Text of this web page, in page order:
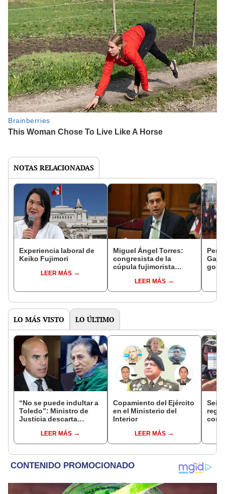
NOTAS RELACIONADAS
Experiencia laboral de
Keiko Fujimori
LEER MÁS
Miguel Ángel Torres:
congresista de la
cúpula fujimorista
del SenadoLEER MÁS
LO MÁS VISTO LO ÚLTIMO
“No se puede indultar a
Toledo”: Ministro de
Justicia descarta
exmandatario
LEER MÁS
Copamiento del Ejército
en el Ministerio del
Interior
LEER MÁS
Seis
con